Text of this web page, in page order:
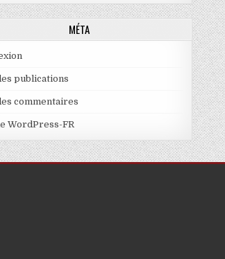
MÉTA
publications
commentaires
WordPress-FR